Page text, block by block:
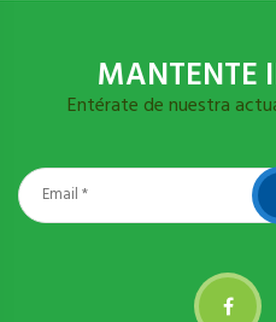
MANTENTE
Entérate de nuestra